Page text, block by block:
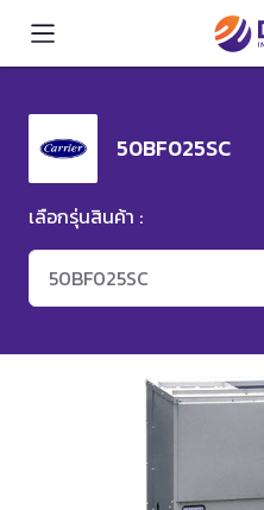
50BF025SC
เลือกรุ่นสินค้า :
50BF025SC